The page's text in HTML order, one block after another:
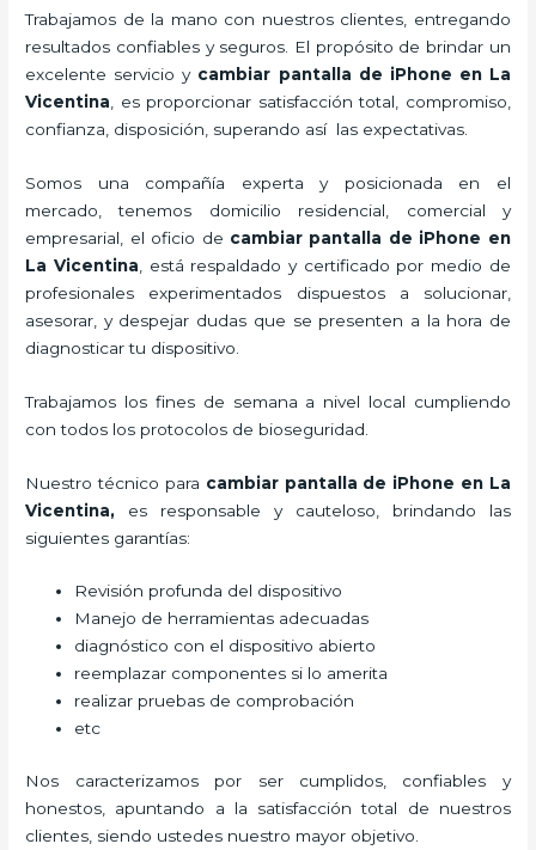
Trabajamos de la mano con nuestros clientes, entregando
resultados confiables y seguros. El propósito de brindar un
excelente servicio y cambiar pantalla de iPhone en La
Vicentina , es proporcionar satisfacción total, compromiso,
confianza, disposición, superando así las expectativas.
Somos una compañía experta y posicionada en el
mercado, tenemos domicilio residencial, comercial y
empresarial, el oficio de cambiar pantalla de iPhone en
La Vicentina , está respaldado y certificado por medio de
profesionales experimentados dispuestos a solucionar,
asesorar, y despejar dudas que se presenten a la hora de
diagnosticar tu dispositivo.
Trabajamos los fines de semana a nivel local cumpliendo
con todos los protocolos de bioseguridad.
Nuestro técnico para cambiar pantalla de iPhone en La
Vicentina, es responsable y cauteloso, brindando las
siguientes garantías:
Revisión profunda del dispositivo
Manejo de herramientas adecuadas
diagnóstico con el dispositivo abierto
reemplazar componentes si lo amerita
realizar pruebas de comprobación
etc
Nos caracterizamos por ser cumplidos, confiables y
honestos, apuntando a la satisfacción total de nuestros
clientes, siendo ustedes nuestro mayor objetivo.